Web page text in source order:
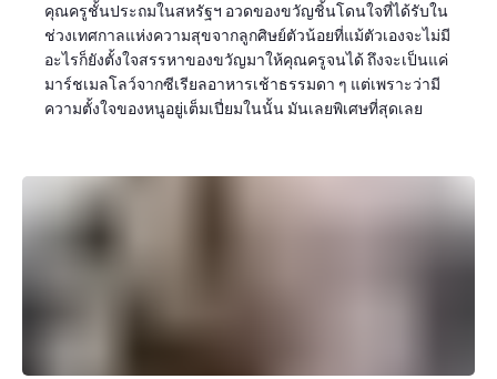
คุณครูชั้นประถมในสหรัฐฯ อวดของขวัญชิ้นโดนใจที่ได้รับใน
ช่วงเทศกาลแห่งความสุขจากลูกศิษย์ตัวน้อยที่แม้ตัวเองจะไม่มี
อะไรก็ยังตั้งใจสรรหาของขวัญมาให้คุณครูจนได้ ถึงจะเป็นแค่
มาร์ชเมลโลว์จากซีเรียลอาหารเช้าธรรมดา ๆ แต่เพราะว่ามี
ความตั้งใจของหนูอยู่เต็มเปี่ยมในนั้น มันเลยพิเศษที่สุดเลย